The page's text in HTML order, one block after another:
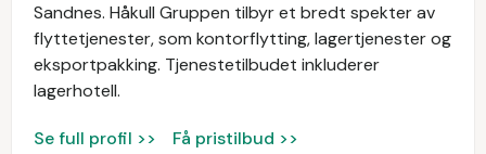
Sandnes. Håkull Gruppen tilbyr et bredt spekter av
flyttetjenester, som kontorflytting, lagertjenester og
eksportpakking. Tjenestetilbudet inkluderer
lagerhotell.
Se full profil >> Få pristilbud >>